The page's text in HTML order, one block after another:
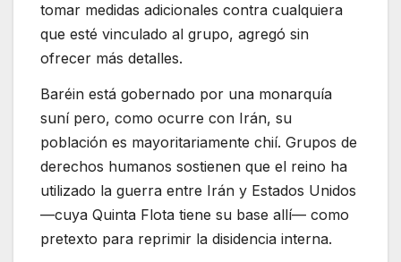
tomar medidas adicionales contra cualquiera
que esté vinculado al grupo, agregó sin
ofrecer más detalles.
Baréin está gobernado por una monarquía
suní pero, como ocurre con Irán, su
población es mayoritariamente chií. Grupos de
derechos humanos sostienen que el reino ha
utilizado la guerra entre Irán y Estados Unidos
—cuya Quinta Flota tiene su base allí— como
pretexto para reprimir la disidencia interna.